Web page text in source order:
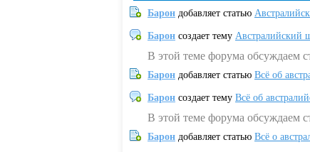
Барон добавляет статью
Барон создает тему Австралийский
В этой теме форума обсуждаем
Барон добавляет статью Всё об
Барон создает тему Всё об
В этой теме форума обсуждаем
Барон добавляет статью Всё о